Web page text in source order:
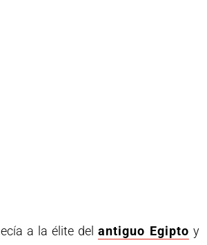
a la élite del antiguo Egipto y